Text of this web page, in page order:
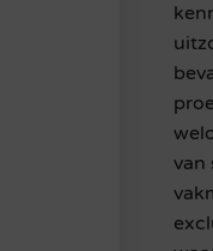
van